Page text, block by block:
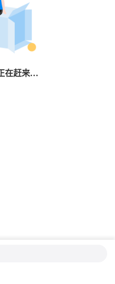
在赶来…